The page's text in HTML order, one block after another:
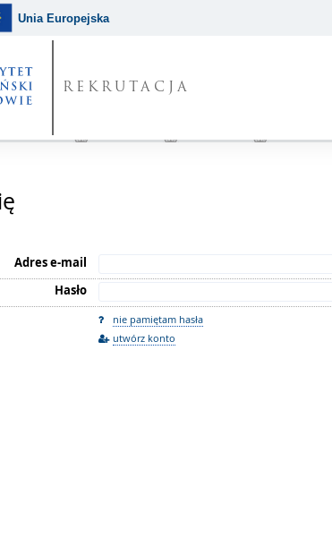
Unia Europejska
REKRUTACJA
Adres e-mail
Hasło
nie pamiętam hasła
utwórz konto